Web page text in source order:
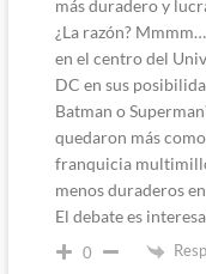
más duradero y
¿La razón?
en el centro del
DC en sus
Batman o
quedaron más
franquicia
menos duraderos
El debate es
0